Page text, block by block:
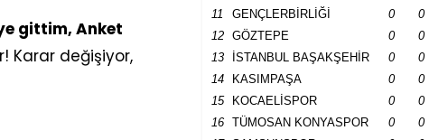
gittim, Anket
Karar değişiyor,
11 GENÇLERBİRLİĞİ 0
0
12
GÖZTEPE 0
0
13
İSTANBUL BAŞAKŞEHİR 0
0
14
KASIMPAŞA 0
0
15
KOCAELİSPOR 0
0
16
TÜMOSAN KONYASPOR 0
0